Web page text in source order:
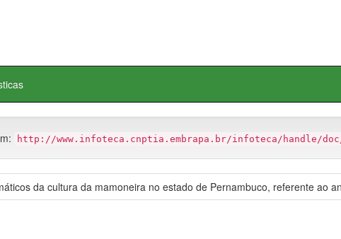
http://www.infoteca.cnptia.embrapa.br/infoteca/handle/doc/
da cultura da mamoneira no estado de Pernambuco, referente ao